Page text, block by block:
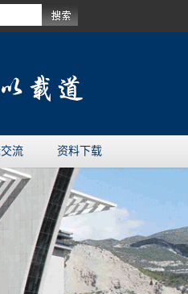
流 资料下载